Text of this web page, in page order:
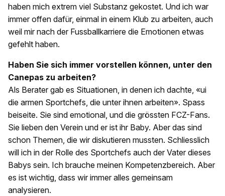
haben mich extrem viel Substanz gekostet. Und ich war
immer offen dafür, einmal in einem Klub zu arbeiten, auch
weil mir nach der Fussballkarriere die Emotionen etwas
gefehlt haben.
Haben Sie sich immer vorstellen können, unter den
Canepas zu arbeiten?
Als Berater gab es Situationen, in denen ich dachte, «ui
die armen Sportchefs, die unter ihnen arbeiten». Spass
beiseite. Sie sind emotional, und die grössten FCZ-Fans.
Sie lieben den Verein und er ist ihr Baby. Aber das sind
schon Themen, die wir diskutieren mussten. Schliesslich
will ich in der Rolle des Sportchefs auch der Vater dieses
Babys sein. Ich brauche meinen Kompetenzbereich. Aber
es ist wichtig, dass wir immer alles gemeinsam
analysieren.